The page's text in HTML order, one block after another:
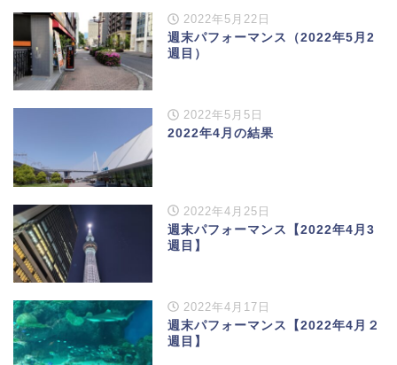
2022年5月22日
週末パフォーマンス（2022年5月2
週目）
2022年5月5日
2022年4月の結果
2022年4月25日
週末パフォーマンス【2022年4月3
週目】
2022年4月17日
週末パフォーマンス【2022年4月２
週目】